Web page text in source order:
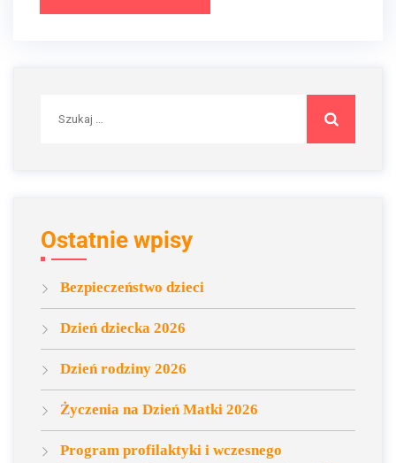
Ostatnie wpisy
Bezpieczeństwo dzieci
Dzień dziecka 2026
Dzień rodziny 2026
Życzenia na Dzień Matki 2026
Program profilaktyki i wczesnego